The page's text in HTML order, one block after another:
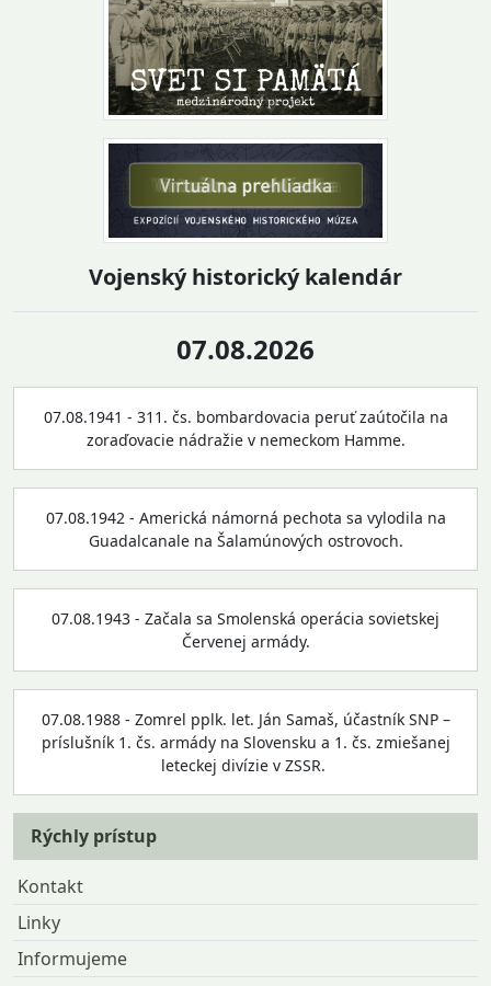
Vojenský historický kalendár
07.08.2026
07.08.1941 - 311. čs. bombardovacia peruť zaútočila na
zoraďovacie nádražie v nemeckom Hamme.
07.08.1942 - Americká námorná pechota sa vylodila na
Guadalcanale na Šalamúnových ostrovoch.
07.08.1943 - Začala sa Smolenská operácia sovietskej
Červenej armády.
07.08.1988 - Zomrel pplk. let. Ján Samaš, účastník SNP –
príslušník 1. čs. armády na Slovensku a 1. čs. zmiešanej
leteckej divízie v ZSSR.
Rýchly prístup
Kontakt
Linky
Informujeme